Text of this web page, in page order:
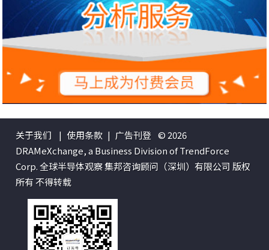
关于我们 | 使用条款 | 广告刊登 © 2026
DRAMeXchange, a Business Division of TrendForce
Corp. 全球半导体观察 集邦咨询顾问（深圳）有限公司 版权
所有 不得转载